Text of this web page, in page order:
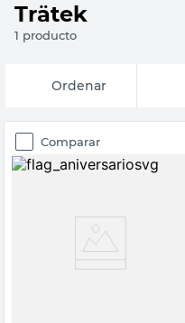
Trätek
1 producto
Fecha de
release
Comparar
puertas